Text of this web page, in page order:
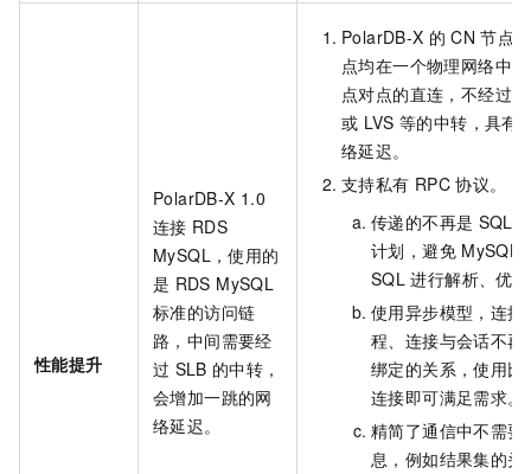
性能提升
PolarDB-X 1.0
连接 RDS
MySQL，使用的
是 RDS MySQL
标准的访问链
路，中间需要经
过 SLB 的中转，
会增加一跳的网
络延迟。
PolarDB-X 的 CN 节点与
点均在一个物理网络中
点对点的直连，不经过
或 LVS 等的中转，具有
络延迟。
支持私有 RPC 协议。
传递的不再是 SQL
计划，避免 MySQL
SQL 进行解析、优
使用异步模型，连接
程、连接与会话不再
绑定的关系，使用比
连接即可满足需求。
精简了通信中不需要
息，例如结果集的头